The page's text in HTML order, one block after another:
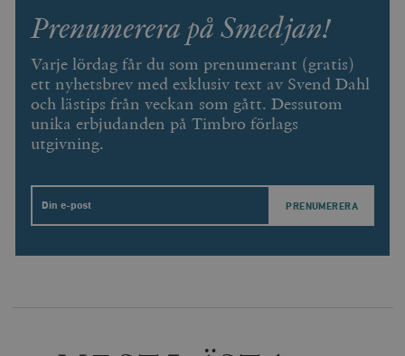
Prenumerera på Smedjan!
Varje lördag får du som prenumerant (gratis)
ett nyhetsbrev med exklusiv text av Svend Dahl
och lästips från veckan som gått. Dessutom
unika erbjudanden på Timbro förlags
utgivning.
Email